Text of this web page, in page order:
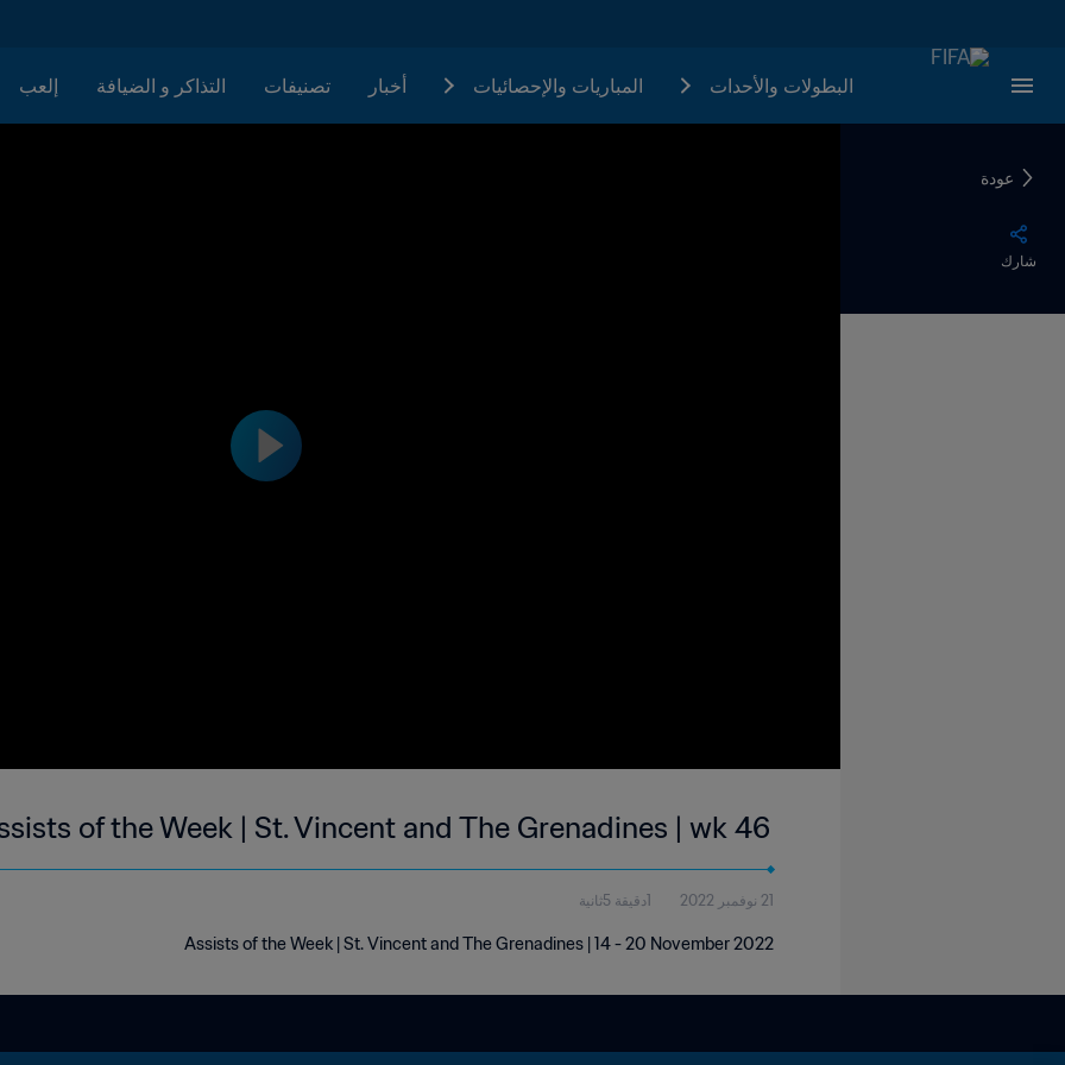
البطولات والأحدات المباريات والإحصائيات أخبار تصنيفات التذاكر و الضيافة إلعب
عودة
شارك
of the Week | St. Vincent and The Grenadines | wk 46
21 نوفمبر 2022 1دقيقة 5ثانية
Assists of the Week | St. Vincent and The Grenadines | 14 - 20 November 2022